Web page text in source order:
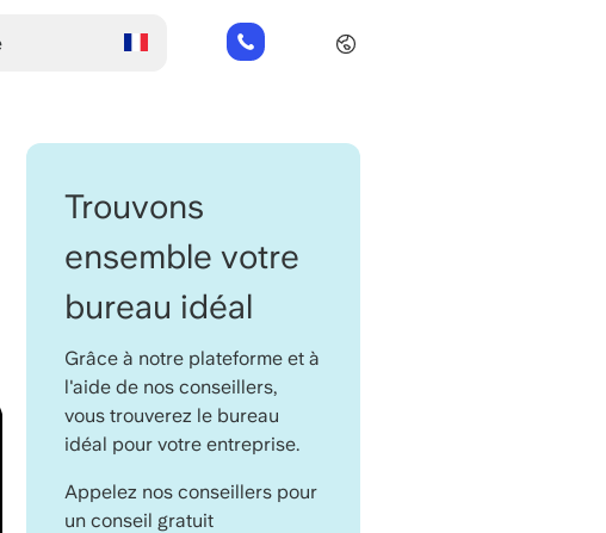
+32
280
Trouvons
ensemble votre
bureau idéal
Grâce à notre plateforme et à
l'aide de nos conseillers,
vous trouverez le bureau
idéal pour votre entreprise.
Appelez nos conseillers pour
un conseil gratuit